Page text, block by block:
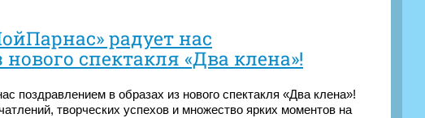
радует нас
спектакля «Два клена»!
поздравлением в образах из нового спектакля «Два клена»!
творческих успехов и множество ярких моментов на